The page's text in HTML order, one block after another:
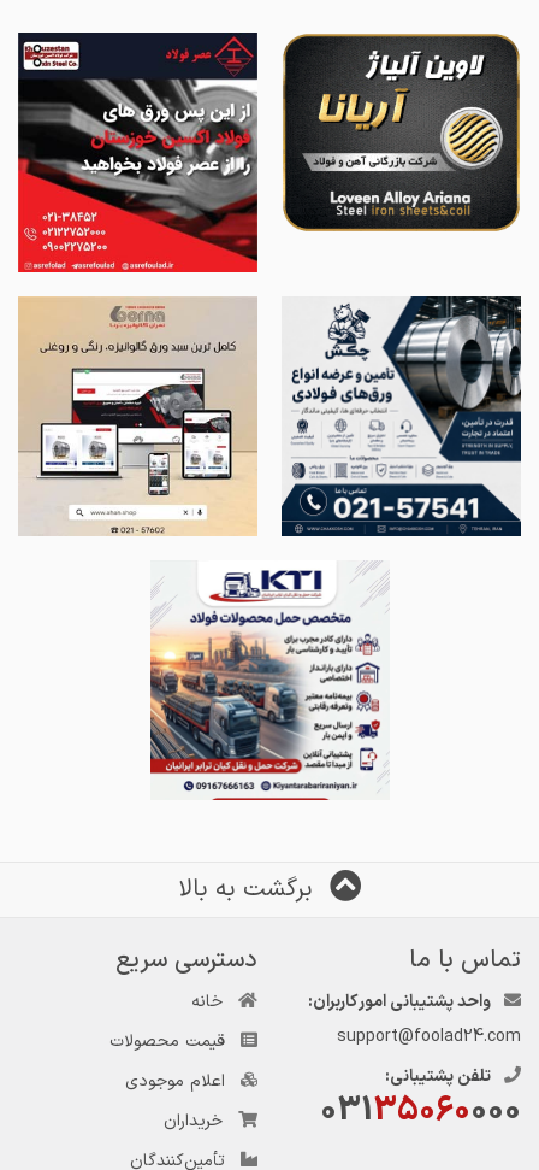
برگشت به بالا
تماس با ما
واحد پشتیبانی امور کاربران:
support@foolad24.com
تلفن پشتیبانی:
03135060000
دسترسی سریع
خانه
قیمت محصولات
اعلام موجودی
خریداران
تأمین‌کنندگان